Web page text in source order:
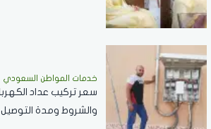
خدمات المواطن السعودي
والشروط ومدة التوصيل